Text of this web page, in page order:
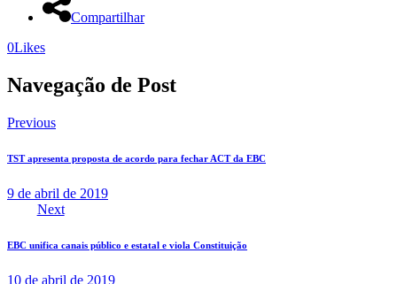
Compartilhar
0Likes
Navegação de Post
Previous
TST apresenta proposta de acordo para fechar ACT da EBC
9 de abril de 2019
Next
EBC unifica canais público e estatal e viola Constituição
10 de abril de 2019